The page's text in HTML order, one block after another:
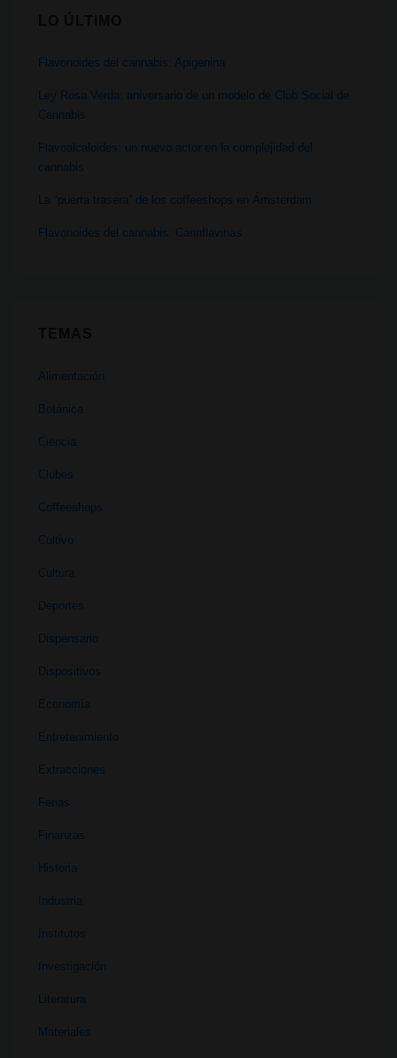
Flavonoides del cannabis: Apigenina
Ley Rosa Verda: aniversario de un modelo de Club Social de
Cannabis
Flavoalcaloides: un nuevo actor en la complejidad del
cannabis
La “puerta trasera” de los coffeeshops en Ámsterdam
Flavonoides del cannabis: Cannflavinas
Alimentación
Botánica
Ciencia
Clubes
Coffeeshops
Cultivo
Cultura
Deportes
Dispensario
Dispositivos
Economía
Entretenimiento
Extracciones
Ferias
Finanzas
Historia
Industria
Institutos
Investigación
Literatura
Materiales